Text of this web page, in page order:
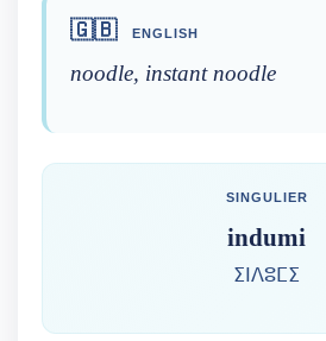
🇬🇧 ENGLISH
noodle, instant noodle
SINGULIER
indumi
ⵉⵏⴷⵓⵎⵉ